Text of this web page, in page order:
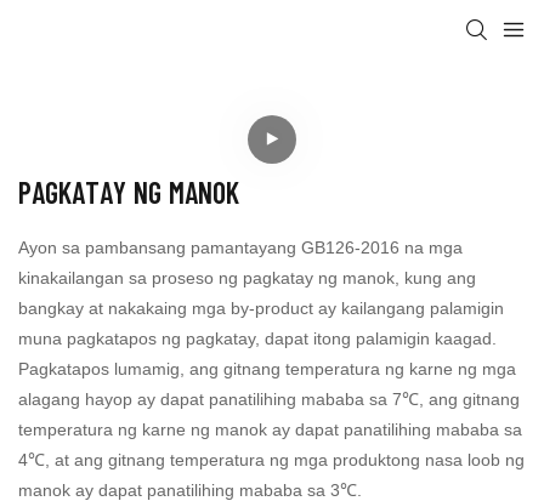
PAGKATAY NG MANOK
Ayon sa pambansang pamantayang GB126-2016 na mga
kinakailangan sa proseso ng pagkatay ng manok, kung ang
bangkay at nakakaing mga by-product ay kailangang palamigin
muna pagkatapos ng pagkatay, dapat itong palamigin kaagad.
Pagkatapos lumamig, ang gitnang temperatura ng karne ng mga
alagang hayop ay dapat panatilihing mababa sa 7℃, ang gitnang
temperatura ng karne ng manok ay dapat panatilihing mababa sa
4℃, at ang gitnang temperatura ng mga produktong nasa loob ng
manok ay dapat panatilihing mababa sa 3℃.